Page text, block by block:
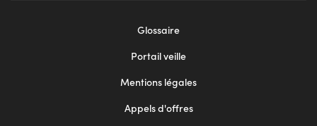
Glossaire
Portail veille
Mentions légales
Appels d'offres